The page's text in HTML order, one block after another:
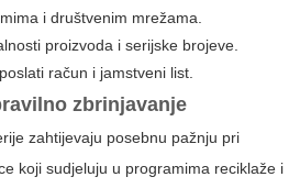
i društvenim mrežama.
proizvoda i serijske brojeve.
račun i jamstveni list.
zbrinjavanje
zahtijevaju posebnu pažnju pri
koji sudjeluju u programima reciklaže i